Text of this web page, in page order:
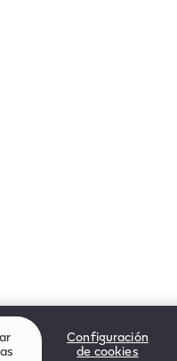
Configuración
de cookies